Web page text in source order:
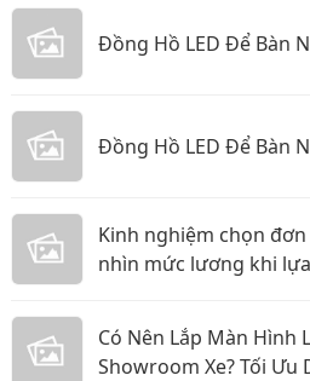
Đồng Hồ LED Để Bàn
Đồng Hồ LED Để Bàn
Kinh nghiệm chọn
nhìn mức lương khi
Có Nên Lắp Màn Hình
Showroom Xe? Tối Ưu